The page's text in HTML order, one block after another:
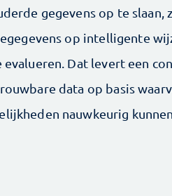
gegevens op te
op intelligente
Dat levert een
data op basis
nauwkeurig